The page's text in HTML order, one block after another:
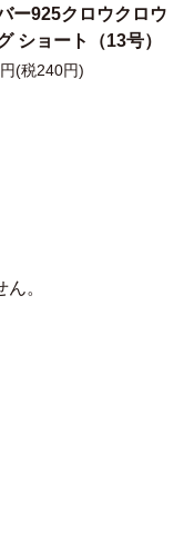
ー925クロウクロウ
ショート（13号）
(税240円)
。